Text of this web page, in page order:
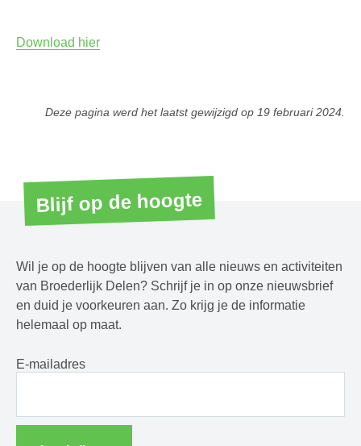
Download hier
Deze pagina werd het laatst gewijzigd op 19 februari 2024
Blijf op de hoogte
Wil je op de hoogte blijven van alle nieuws en activiteiten
van Broederlijk Delen? Schrijf je in op onze nieuwsbrief
en duid je voorkeuren aan. Zo krijg je de informatie
helemaal op maat.
E-mailadres